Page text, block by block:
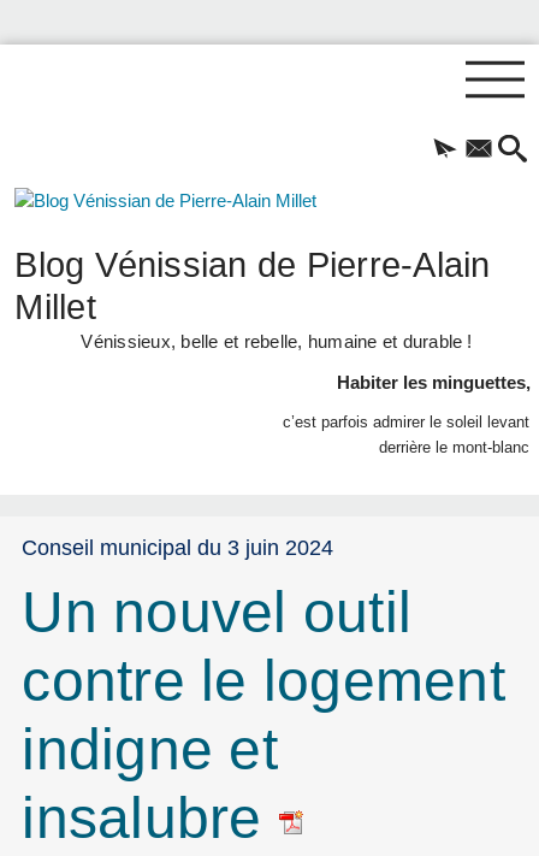
Blog Vénissian de Pierre-Alain
Millet
Vénissieux, belle et rebelle, humaine et durable !
Habiter les minguettes,
c’est parfois admirer le soleil levant
derrière le mont-blanc
Conseil municipal du 3 juin 2024
Un nouvel outil
contre le logement
indigne et
insalubre